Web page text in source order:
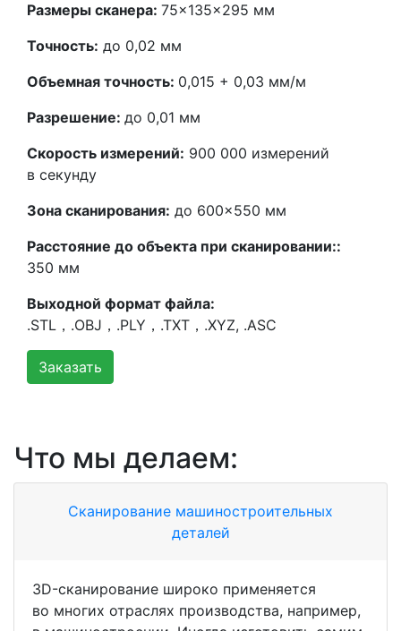
Размеры сканера: 75×135×295 мм
Точность: до 0,02 мм
Объемная точность: 0,015 + 0,03 мм/м
Разрешение: до 0,01 мм
Скорость измерений: 900 000 измерений
в секунду
Зона сканирования: до 600×550 мм
Расстояние до объекта при сканировании::
350 мм
Выходной формат файла:
.STL，.OBJ，.PLY，.TXT，.XYZ, .ASC
Заказать
Что мы делаем:
Сканирование машиностроительных
деталей
3D-сканирование широко применяется
во многих отраслях производства, например,